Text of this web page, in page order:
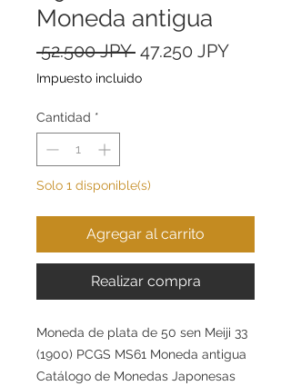
Moneda antigua
52.500 JPY Precio
47.250 JPYPrecio
Impuesto incluido
Cantidad *
Solo 1 disponible(s)
Agregar al carrito
Realizar compra
Moneda de plata de 50 sen Meiji 33
(1900) PCGS MS61 Moneda antigua
Catálogo de Monedas Japonesas